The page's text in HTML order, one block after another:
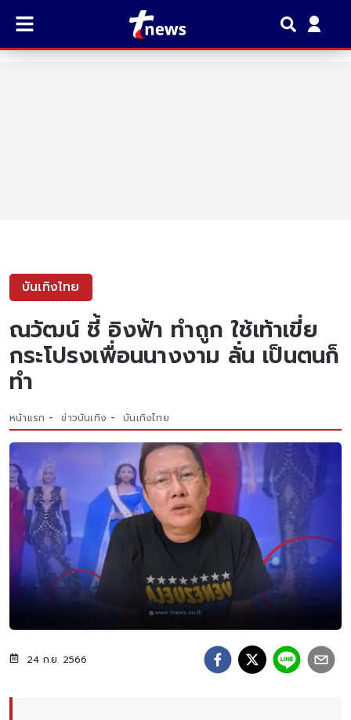
บันเทิงไทย
ณวัฒน์ ชี้ อิงฟ้า ทำถูก ใช้เท้าเขี่ย
กระโปรงเพื่อนนางงาม ลั่น เป็นตนก็
ทำ
หน้าแรก ข่าวบันเทิง บันเทิงไทย
24 ก.ย. 2566